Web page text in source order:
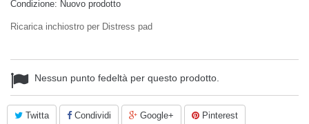
Condizione: Nuovo prodotto
Ricarica inchiostro per Distress pad
Nessun punto fedeltà per questo prodotto.
Twitta Condividi Google+ Pinterest